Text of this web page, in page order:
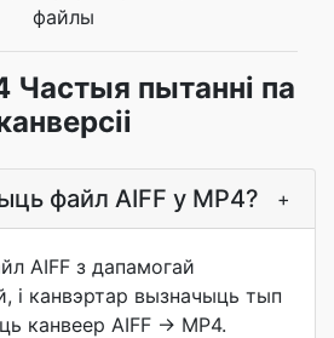
файлы
Частыя пытанні па
файл AIFF у MP4? +
AIFF з дапамогай
і канвэртар вызначыць тып
канвеер AIFF → MP4.